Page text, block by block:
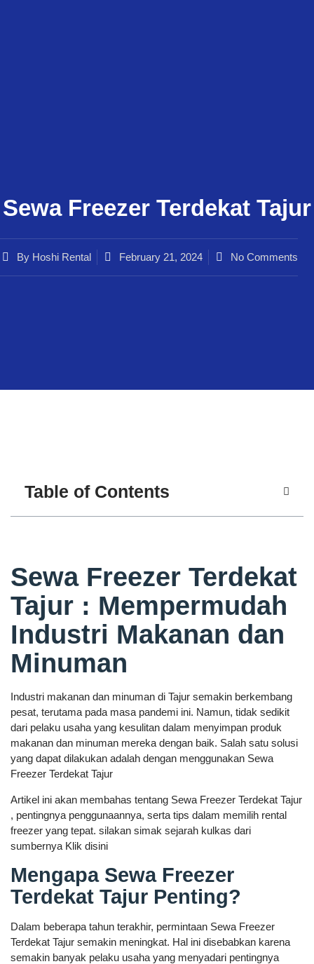
Sewa Freezer Terdekat Tajur
By Hoshi Rental February 21, 2024 No Comments
Table of Contents
Sewa Freezer Terdekat
Tajur : Mempermudah
Industri Makanan dan
Minuman
Industri makanan dan minuman di Tajur semakin berkembang
pesat, terutama pada masa pandemi ini. Namun, tidak sedikit
dari pelaku usaha yang kesulitan dalam menyimpan produk
makanan dan minuman mereka dengan baik. Salah satu solusi
yang dapat dilakukan adalah dengan menggunakan Sewa
Freezer Terdekat Tajur
Artikel ini akan membahas tentang Sewa Freezer Terdekat Tajur
, pentingnya penggunaannya, serta tips dalam memilih rental
freezer yang tepat. silakan simak sejarah kulkas dari
sumbernya Klik disini
Mengapa Sewa Freezer
Terdekat Tajur Penting?
Dalam beberapa tahun terakhir, permintaan Sewa Freezer
Terdekat Tajur semakin meningkat. Hal ini disebabkan karena
semakin banyak pelaku usaha yang menyadari pentingnya